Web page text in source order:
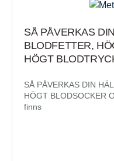
SÅ PÅVERKAS
BLODFETTER,
HÖGT
SÅ PÅVERKAS DIN
HÖGT BLODSOCKER
finns